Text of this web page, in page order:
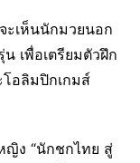
ะเห็นนักมวยนอก
เพื่อเตรียมตัวฝึก
อลิมปิกเกมส์
ญิง “นักชกไทย สู่